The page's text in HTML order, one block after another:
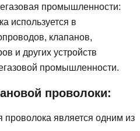
промышленности:
используется в
клапанов,
и других устройств
промышленности.
проволоки:
проволока является одним из